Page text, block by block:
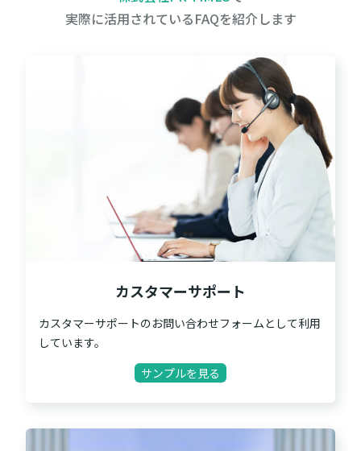
実際に活用されているFAQを紹介します
カスタマーサポート
カスタマーサポートのお問い合わせフォームとして利用
しています。
サンプルを見る